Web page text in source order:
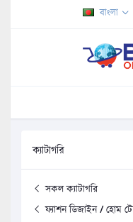
বাংলা
ক্যাটাগরি
সকল ক্যাটাগরি
ফ্যাশন ডিজাইন / হোম